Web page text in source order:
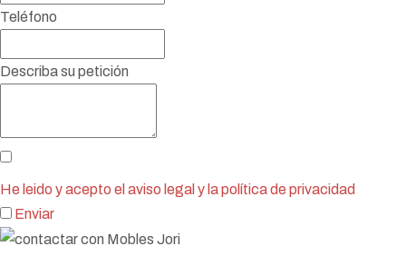
Teléfono
Describa su petición
He leido y acepto el aviso legal y la política de privacidad
Enviar